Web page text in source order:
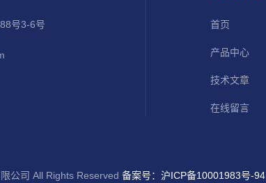
号3-6号 首页
产品中心
技术文章
在线留言
公司 All Rights Reserved 备案号：沪ICP备10001983号-94